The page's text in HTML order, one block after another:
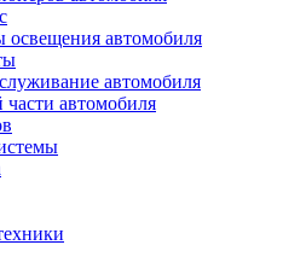
освещения автомобиля
автомобиля
автомобиля